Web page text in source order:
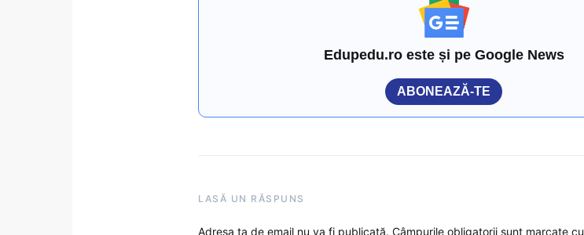
Edupedu.ro este și pe Google News
ABONEAZĂ-TE
LASĂ UN RĂSPUNS
Adresa ta de email nu va fi publicată. Câmpurile obligatorii sunt marcate cu